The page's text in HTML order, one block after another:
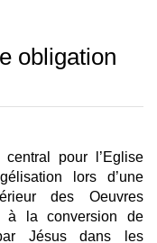
obligation
central pour l’Eglise
lors d’une
des Oeuvres
à la conversion de
Jésus dans les